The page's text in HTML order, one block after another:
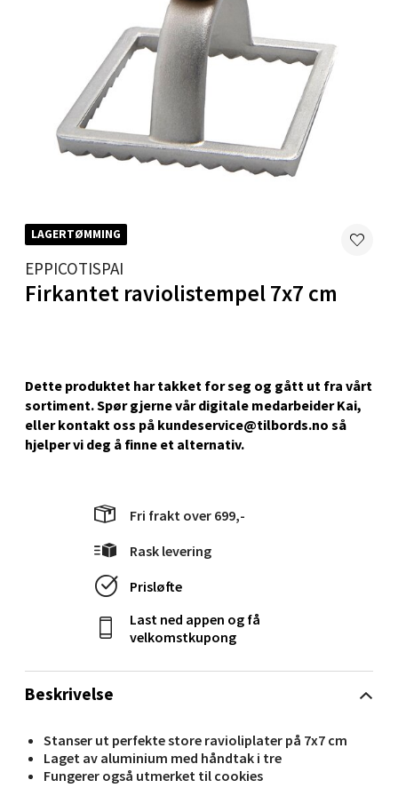
LAGERTØMMING
EPPICOTISPAI
Firkantet raviolistempel 7x7 cm
Dette produktet har takket for seg og gått ut fra vårt
sortiment. Spør gjerne vår digitale medarbeider Kai,
eller kontakt oss på kundeservice@tilbords.no så
hjelper vi deg å ﬁnne et alternativ.
Beskrivelse
Stanser ut perfekte store ravioliplater på 7x7 cm
Laget av aluminium med håndtak i tre
Fungerer også utmerket til cookies
Fri frakt over 699,-
Rask levering
Prisløfte
Last ned appen og få
velkomstkupong
Skillevegen 5, 9411 Harstad
Åpent i dag 10-18
0 i butikk
Austbøvegen 16, 5542 Karmsund
Åpent i dag 10-18
0 i butikk
Stavanger og Sandnes - Kilden
Gartnerveien 16, 4016 Stavanger
Åpent i dag 10-18
0 i butikk
Stavanger og Sandnes - Kvadrat
Gamle Stokkavei 1, 4313 Sandnes
Åpent i dag 10-18
0 i butikk